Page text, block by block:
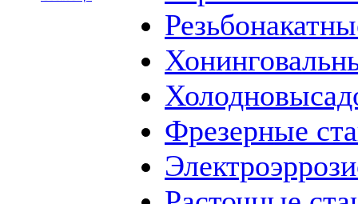
Фрезерные